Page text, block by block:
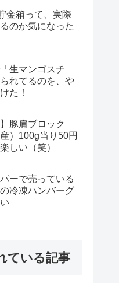
金箱って、実際
のか気になった
生マンゴスチ
れてるのを、や
た！
】豚肩ブロック
産）100g当り50円
しい（笑）
ーで売っている
の冷凍ハンバーグ
ている記事